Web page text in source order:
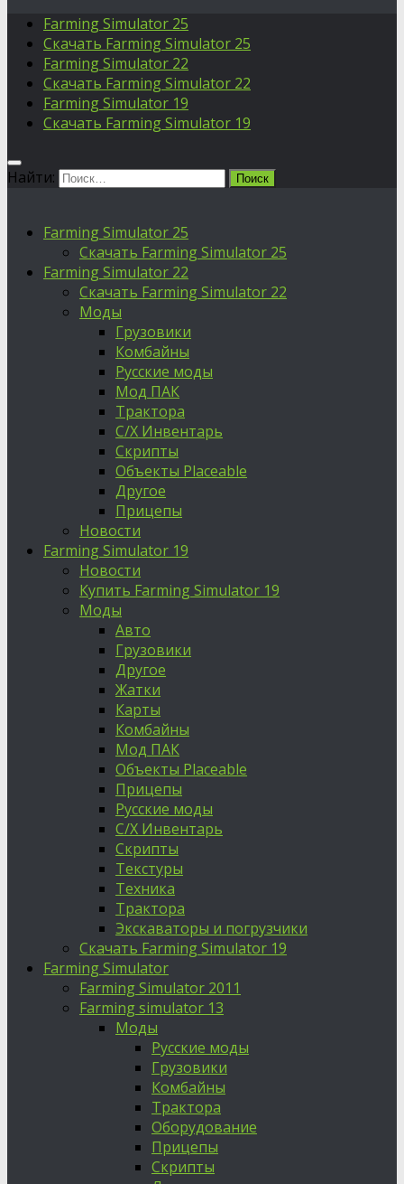
Farming Simulator 25
Скачать Farming Simulator 25
Farming Simulator 22
Скачать Farming Simulator 22
Farming Simulator 19
Скачать Farming Simulator 19
Найти:
Farming Simulator 25
Скачать Farming Simulator 25
Farming Simulator 22
Скачать Farming Simulator 22
Моды
Грузовики
Комбайны
Русские моды
Мод ПАК
Трактора
С/Х Инвентарь
Скрипты
Объекты Placeable
Другое
Прицепы
Новости
Farming Simulator 19
Новости
Купить Farming Simulator 19
Моды
Авто
Грузовики
Другое
Жатки
Карты
Комбайны
Мод ПАК
Объекты Placeable
Прицепы
Русские моды
С/Х Инвентарь
Скрипты
Текстуры
Техника
Трактора
Экскаваторы и погрузчики
Скачать Farming Simulator 19
Farming Simulator
Farming Simulator 2011
Farming simulator 13
Моды
Русские моды
Грузовики
Комбайны
Трактора
Оборудование
Прицепы
Скрипты